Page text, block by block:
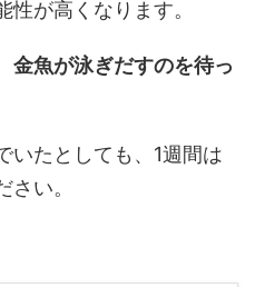
性が高くなります。
金魚が泳ぎだすのを待っ
いたとしても、1週間は
い。